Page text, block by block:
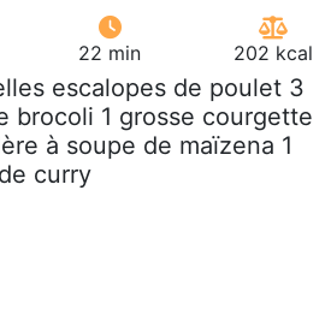
22 min 202 kcal
escalopes de poulet 3
brocoli 1 grosse courgette
à soupe de maïzena 1
curry